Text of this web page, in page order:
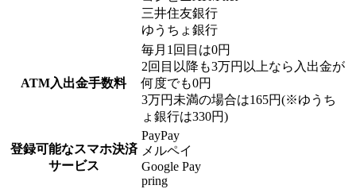
三井住友銀行
ゆうちょ銀行
ATM入出金手数料
毎月1回目は0円
2回目以降も3万円以上なら入出金が
何度でも0円
3万円未満の場合は165円(※ゆうち
ょ銀行は330円)
登録可能なスマホ決済
サービス
PayPay
メルペイ
Google Pay
pring